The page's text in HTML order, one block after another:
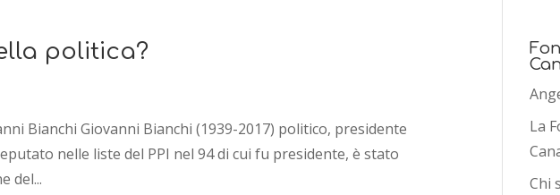
politica?
Bianchi Giovanni Bianchi (1939-2017) politico, presidente
nelle liste del PPI nel 94 di cui fu presidente, è stato
del...
La
Chi